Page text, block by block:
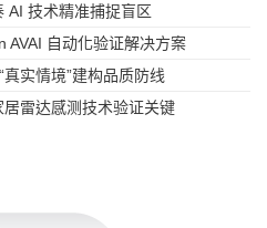
AI 技术精准捕捉盲区
AVAI 自动化验证解决方案
实情境”建构品质防线
雷达感测技术验证关键